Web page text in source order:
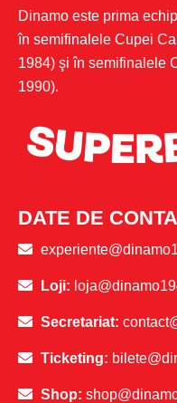
Dinamo este prima
în semifinalele Cupei
1984) şi în semifinalele
1990).
DATE DE
Loji:
Secretariat:
Ticketing:
Shop: